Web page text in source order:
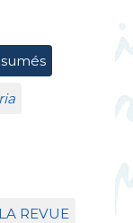
LA REVUE